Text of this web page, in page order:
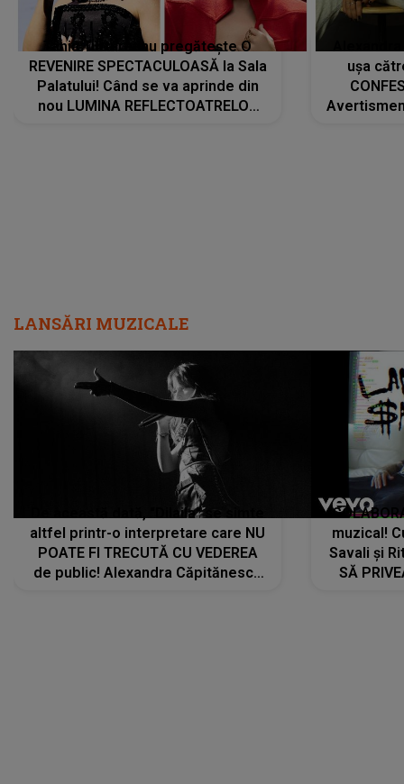
Tania Turtureanu pregătește O
REVENIRE SPECTACULOASĂ la Sala
Palatului! Când se va aprinde din
nou LUMINA REFLECTOATRELOR
ușa
LANSĂRI MUZICALE
De această dată, "Dilaila" se simte
altfel printr-o interpretare care NU
POATE FI TRECUTĂ CU VEDEREA
de public! Alexandra Căpitănescu
muzical!
Savali și
SĂ